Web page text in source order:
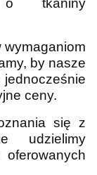
o tkaniny
wymaganiom
by nasze
jednocześnie
ceny.
się z
udzielimy